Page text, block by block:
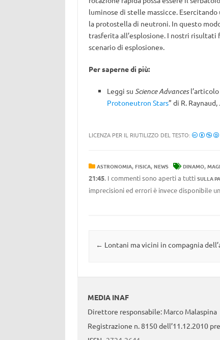
luminose di stelle massicce.
la protostella di neutroni. In questo
trasferita all’esplosione. I nostri
scenario di esplosione».
Per saperne di più:
Leggi su Science Advancesl’articolo
Protoneutron Stars” di R.
LICENZA PER IL RIUTILIZZO DEL TESTO:
ASTRONOMIA, FISICA, NEWS DINAMO,
21:45. I commenti sono aperti a tutti SULLA
imprecisioni ed errori è invece disponibile un
Navigazione articolo
← Lontani ma vicini in compagnia
MEDIA INAF
Direttore responsabile: Marco Malaspina
Registrazione n. 8150 dell’11.12.2010